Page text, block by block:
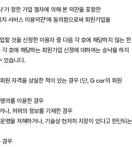
정한 가입 절차에 의해 본 약관을 포함한
서비스 이용약관'에 동의함으로써 회원가입을
것을 신청한 이용자 중 다음 각 호에 해당하지 않는 한
호에 해당하는 회원가입 신청에 대하여는 승낙을 하지
있습니다.
원 자격을 상실한 적이 있는 경우 (단, G car의 회원
의를 이용한 경우
나, 허위의 정보를 기재한 경우
영을 저해하거나, 기술상 현저히 지장이 있다고 판단되는
경우